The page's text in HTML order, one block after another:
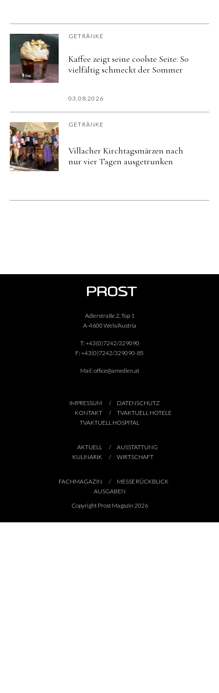
GETRÄNKE
Kaffee zeigt seine coolste Seite: So
vielfältig schmeckt der Sommer
03.08.2026
GETRÄNKE
Villacher Kirchtagsmärzen nach
nur vier Tagen ausgetrunken
Adlerstraße 2, Top 1
A-4600 Wels/Austria
T: +43(0)7242/329090
F: +43(0)7242/329090-85
Mail: office@amedien.at
IMPRESSUM
DATENSCHUTZ
KONTAKT
TVAKTUELL HOTELE
TVAKTUELL HOSPITAL
AKTUELL
AUSSTATTUNG
KULINARIK
WIRTSCHAFT
FACHMAGAZIN
MESSE RÜCKBLICK
AUSGABEN
Copyright Prost Magazin 2026